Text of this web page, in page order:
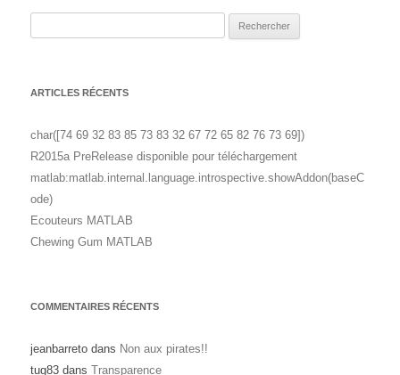
ARTICLES RÉCENTS
char([74 69 32 83 85 73 83 32 67 72 65 82 76 73 69])
R2015a PreRelease disponible pour téléchargement
matlab:matlab.internal.language.introspective.showAddon(baseC
ode)
Ecouteurs MATLAB
Chewing Gum MATLAB
COMMENTAIRES RÉCENTS
jeanbarreto dans Non aux pirates!!
tug83 dans Transparence